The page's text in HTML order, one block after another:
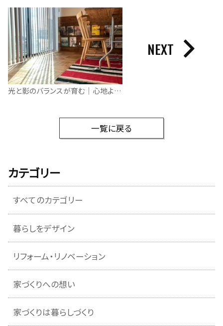
光と影のバランスが育む｜心地よい暮らし
NEXT
一覧に戻る
カテゴリー
すべてのカテゴリー
暮らしをデザイン
リフォーム・リノベーション
家づくりへの想い
家づくりは暮らしづくり